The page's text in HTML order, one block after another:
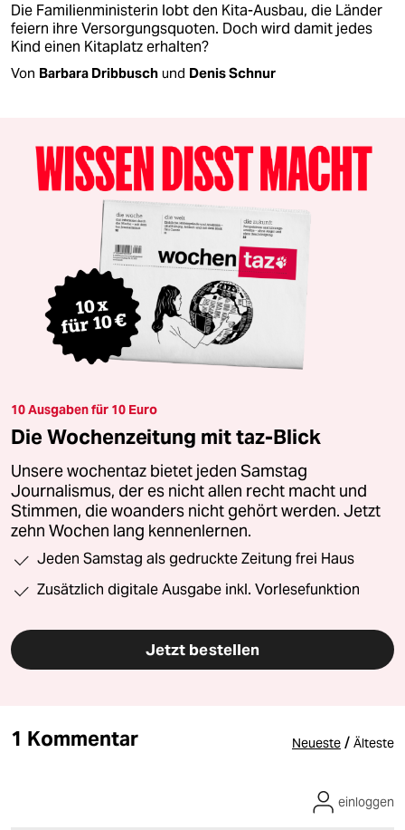
Die Familienministerin lobt den Kita-Ausbau, die Länder
feiern ihre Versorgungsquoten. Doch wird damit jedes
Kind einen Kitaplatz erhalten?
Von Barbara Dribbusch und Denis Schnur
10 Ausgaben für 10 Euro
Die Wochenzeitung mit taz-Blick
Unsere wochentaz bietet jeden Samstag
Journalismus, der es nicht allen recht macht und
Stimmen, die woanders nicht gehört werden. Jetzt
zehn Wochen lang kennenlernen.
Jeden Samstag als gedruckte Zeitung frei Haus
Zusätzlich digitale Ausgabe inkl. Vorlesefunktion
Jetzt bestellen
1 Kommentar Neueste / Älteste
einloggen